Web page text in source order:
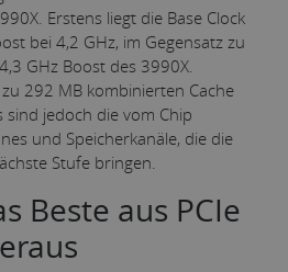
Erstens liegt die Base Clock
bei 4,2 GHz, im Gegensatz zu
GHz Boost des 3990X.
292 MB kombinierten Cache
sind jedoch die vom Chip
und Speicherkanäle, die die
Stufe bringen.
Beste aus PCIe